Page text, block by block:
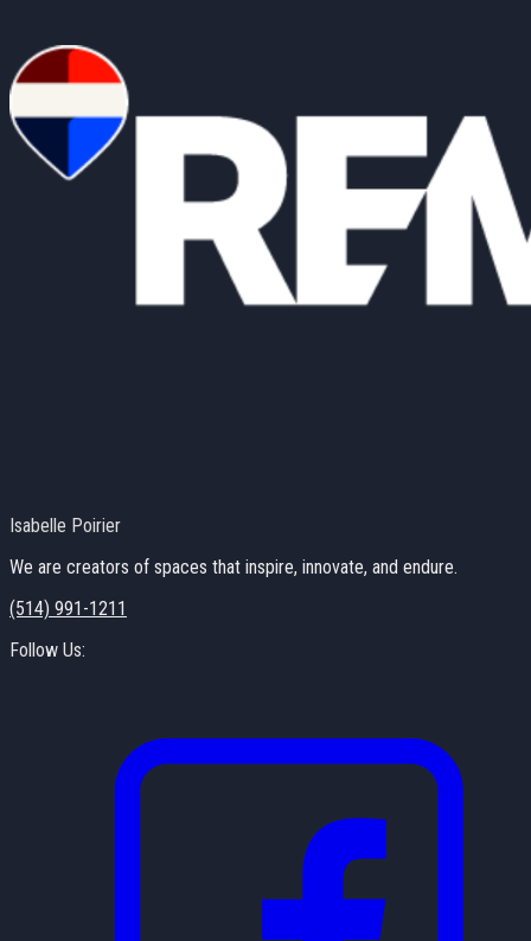
Isabelle Poirier
We are creators of spaces that inspire, innovate, and endure.
(514) 991-1211
Follow Us: